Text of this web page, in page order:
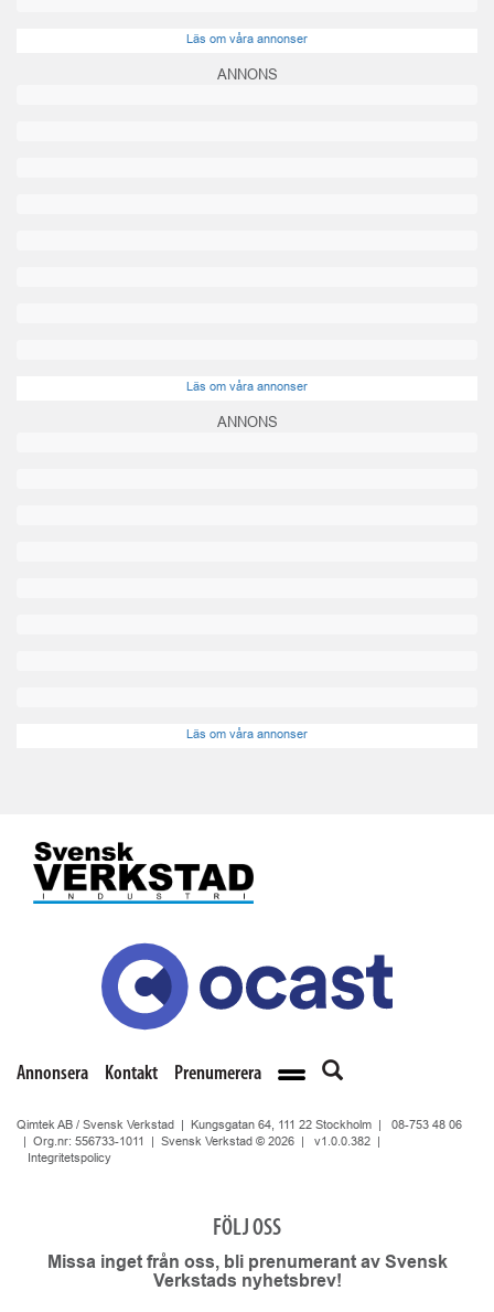
Läs om våra annonser
ANNONS
Läs om våra annonser
ANNONS
Läs om våra annonser
Annonsera Kontakt Prenumerera
Qimtek AB / Svensk Verkstad | Kungsgatan 64, 111 22 Stockholm | 08-753 48 06
| Org.nr: 556733-1011 | Svensk Verkstad © 2026 | v1.0.0.382
Integritetspolicy
FÖLJ OSS
Missa inget från oss, bli prenumerant av Svensk
Verkstads nyhetsbrev!